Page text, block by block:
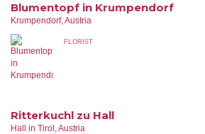
Blumentopf in Krumpendorf
Krumpendorf, Austria
FLORIST
Ritterkuchl zu Hall
Hall in Tirol, Austria